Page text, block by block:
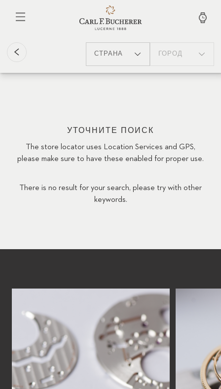
основному
СТРАНА ГОРОД
УТОЧНИТЕ ПОИСК
The store locator uses Location Services and GPS,
please make sure to have these enabled for proper use.
There is no result for your search, please try with other
keywords.